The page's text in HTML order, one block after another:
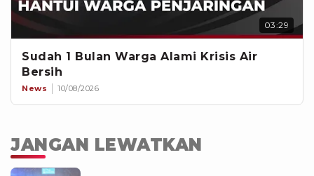
03:29
Sudah 1 Bulan Warga Alami Krisis Air
Bersih
News 10/08/2026
JANGAN LEWATKAN